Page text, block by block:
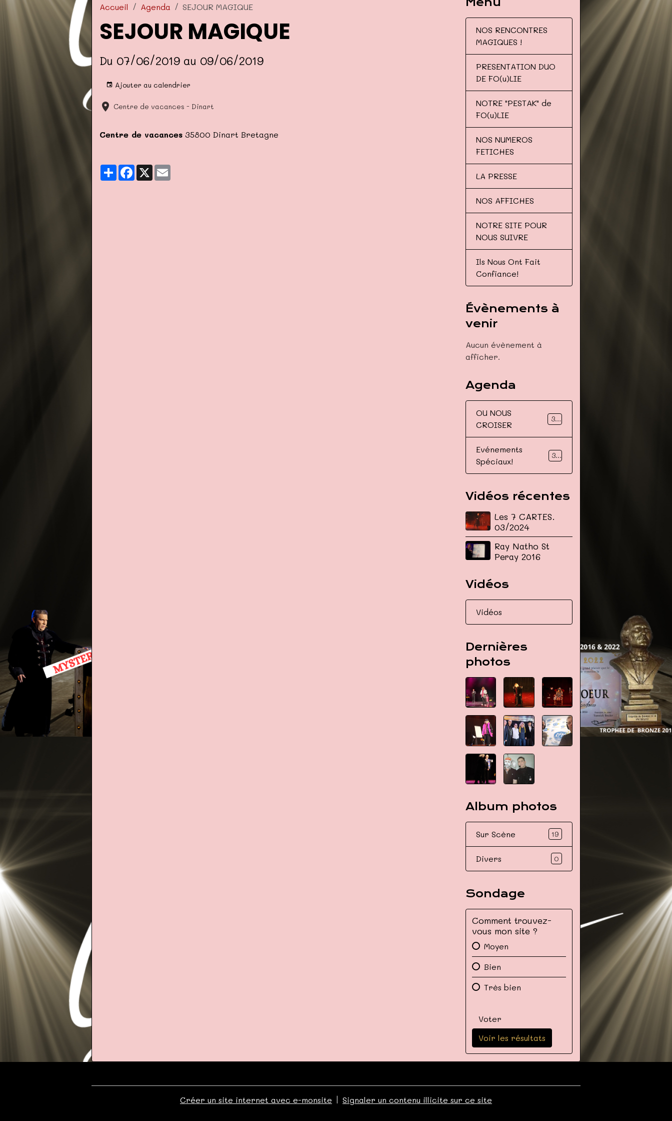
Accueil Agenda SEJOUR MAGIQUE
SEJOUR MAGIQUE
Du 07/06/2019 au 09/06/2019
Ajouter au calendrier
Centre de vacances - Dinart
Centre de vacances 35800 Dinart Bretagne
PartagerFacebook
X
NOS RENCONTRES
MAGIQUES !
PRESENTATION DUO
DE FO(u)LIE
NOTRE "PESTAK" de
FO(u)LIE
NOS NUMEROS
FETICHES
LA PRESSE
NOS AFFICHES
NOTRE SITE POUR
NOUS SUIVRE
Ils Nous Ont Fait
Confiance!
Évènements à
venir
Aucun évènement à
afficher.
Agenda
OU NOUS
CROISER
34
Evénements
Spéciaux!
30
Vidéos récentes
Les 7 CARTES.
03/2024
Ray Natho St
Peray 2016
Vidéos
Vidéos
Dernières
photos
Album photos
Sur Scène 19
Divers 0
Sondage
Comment trouvez-
vous mon site ?
Moyen
Bien
Très bien
Voter
Voir les résultats
Créer un site internet avec e-monsite Signaler un contenu illicite sur ce site